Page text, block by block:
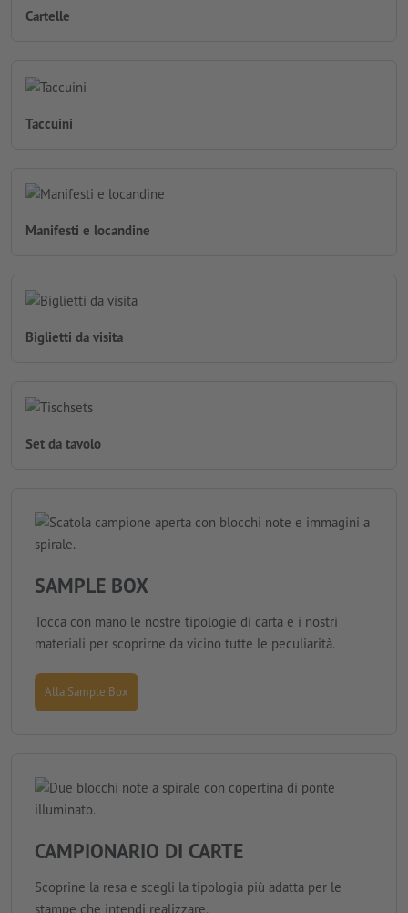
Cartelle
Taccuini
Manifesti e locandine
Biglietti da visita
Set da tavolo
SAMPLE BOX
Tocca con mano le nostre tipologie di carta e i nostri
materiali per scoprirne da vicino tutte le peculiarità.
Alla Sample Box
CAMPIONARIO DI CARTE
Scoprine la resa e scegli la tipologia più adatta per le
stampe che intendi realizzare.